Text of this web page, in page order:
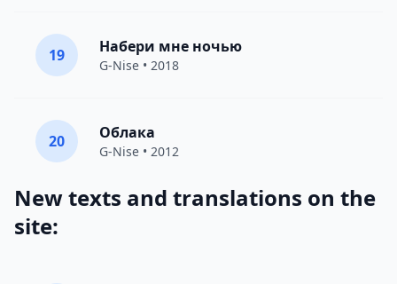
19 Набери мне ночью
G-Nise • 2018
20 Облака
G-Nise • 2012
New texts and translations on the
site: